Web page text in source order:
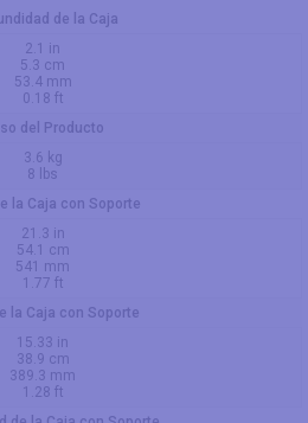
de la Caja
2.1 in
5.3 cm
53.4 mm
0.18 ft
del Producto
3.6 kg
8 lbs
la Caja con Soporte
21.3 in
54.1 cm
541 mm
1.77 ft
la Caja con Soporte
15.33 in
38.9 cm
389.3 mm
1.28 ft